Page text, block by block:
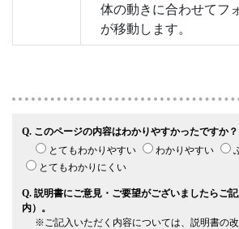
体の動きに合わせてフ
が移動します。